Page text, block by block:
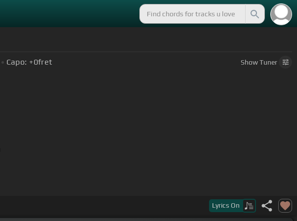
Capo: +0fret ShowTuner
Lyrics On